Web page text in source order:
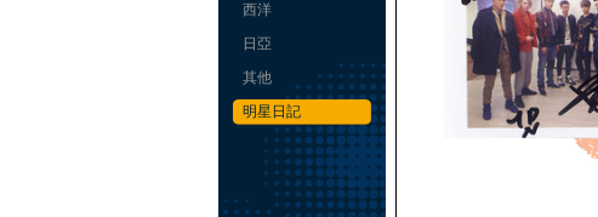
西洋
日亞
其他
明星日記